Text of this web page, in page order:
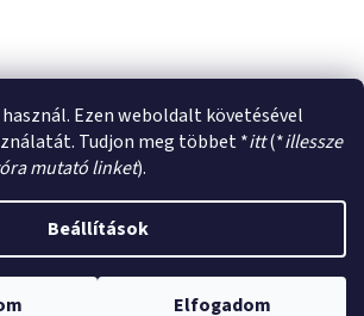
Ezen weboldalt követésével
Tudjon meg többet *itt(*illessze
mutató linket).
Beállítások
Elfogadom
. Minden jog fenntartva.Süti
beállítások szerkesztése